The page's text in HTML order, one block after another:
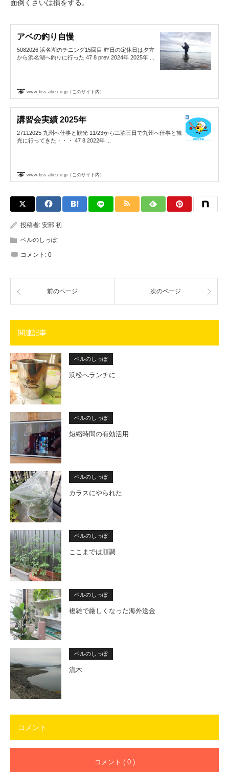
面倒くさいは損をする。
アベの釣り自慢
5082026 浜名湖のチニング15回目 昨日の定休日は夕方
から浜名湖へ釣りに行った 47 8 prev 2024年 2025年 ...
www.bss-abe.co.jp（このサイト内）
講習会実績 2025年
27112025 九州へ仕事と観光 11/23から二泊三日で九州へ仕事と観
光に行ってきた・・・ 47 8 2022年 ...
www.bss-abe.co.jp（このサイト内）
投稿者: 安部 初
ベルのしっぽ
コメント: 0
前のページ 次のページ
関連記事
ベルのしっぽ
浜松へランチに
ベルのしっぽ
短縮時間の有効活用
ベルのしっぽ
カラスにやられた
ベルのしっぽ
ここまでは順調
ベルのしっぽ
複雑で厳しくなった海外送金
ベルのしっぽ
流木
コメント
コメント ( 0 )